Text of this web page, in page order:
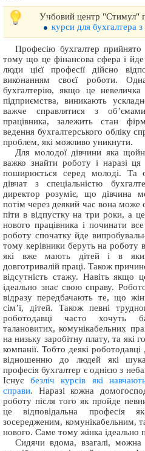
Учбовий центр "Стимул"
курси для бухгалтера
Професію бухгалтер
тому що це фінансова сфера і
люди цієї професії дійсно
виконанням своєї роботи.
бухгалтерію, якщо це
підприємства, виникають
важче справлятися з
працівника, залежить стан
ведення бухгалтерського обліку
проблем, які можливо уникнути.
Для молодої дівчини яка
важко знайти роботу і наразі ця
поширюється серед молоді. Та
дівчат з спеціальністю
директор розуміє, що дівчина
потім через деякий час вона може
піти в відпустку на три роки, а
нового працівника і починати
роботу спочатку йде
тому керівники беруть на роботу
які вже мають дітей і в
довготривалій праці. Також
відсутність стажу. Навіть якщо
ідеально знає свою справу.
відразу передбачають те, що
сім’ї, дітей. Також певні
роботодавці часто хочуть
талановитих, комунікабельних
на низьку заробітну плату, та які
компанії. Тобто деякі
відношенню до людей які
професія бухгалтер є однією з
Існує безліч курсів які
справи. Наразі кожна
роботу після того як пройде
це відповідальна професія
зосередженим, комунікабельним,
нового. Саме тому жінка ідеально
Сидячи вдома, взагалі,